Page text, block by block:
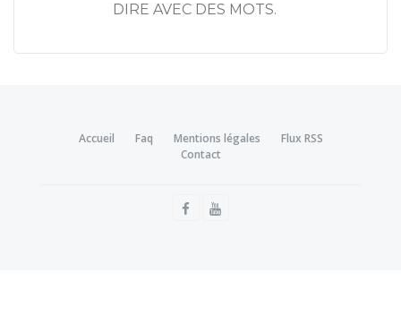
DIRE AVEC DES MOTS.
Accueil Faq Mentions légales
Flux RSS
Contact